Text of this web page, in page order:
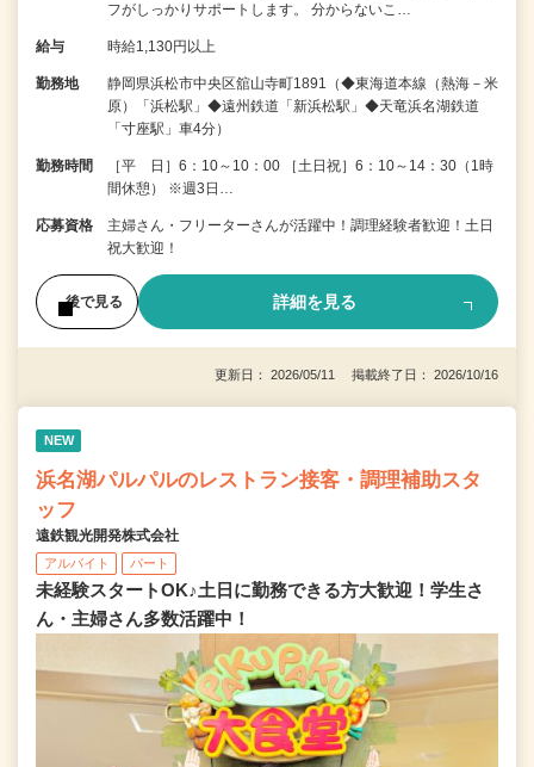
フがしっかりサポートします。 分からないこ…
給与 時給1,130円以上
勤務地
静岡県浜松市中央区舘山寺町1891（◆東海道本線（熱海－米
原）「浜松駅」◆遠州鉄道「新浜松駅」◆天竜浜名湖鉄道
「寸座駅」車4分）
勤務時間
［平 日］6：10～10：00 ［土日祝］6：10～14：30（1時
間休憩） ※週3日…
応募資格
主婦さん・フリーターさんが活躍中！調理経験者歓迎！土日
祝大歓迎！
後で見る 詳細を見る
更新日： 2026/05/11 掲載終了日： 2026/10/16
NEW
浜名湖パルパルのレストラン接客・調理補助スタ
ッフ
遠鉄観光開発株式会社
アルバイト パート
未経験スタートOK♪土日に勤務できる方大歓迎！学生さ
ん・主婦さん多数活躍中！